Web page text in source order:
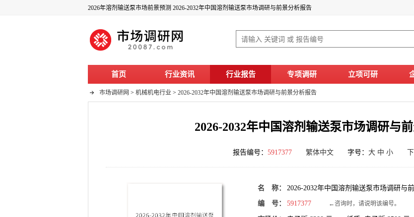
2026年溶剂输送泵市场前景预测 2026-2032年中国溶剂输送泵市场调研与前景分析报告
首页 行业资讯 行业报告 专项调研 立项可研
市场调研网 > 机械机电行业 > 2026-2032年中国溶剂输送泵市场调研与前景分析报告
2026-2032年中国溶剂输送泵市场调研与
报告编号： 5917377 繁体中文字号： 大 中 小
名 称： 2026-2032年中国溶剂输送泵市场调研与
编 号： 5917377 ←咨询时，请说明该编号。